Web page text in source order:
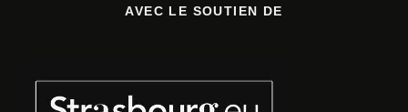
AVEC LE SOUTIEN DE